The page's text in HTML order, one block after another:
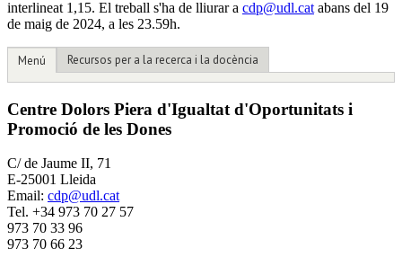
interlineat 1,15. El treball s'ha de lliurar a cdp@udl.cat abans del 19
de maig de 2024, a les 23.59h.
Menú Recursos per a la recerca i la docència
Centre Dolors Piera d'Igualtat d'Oportunitats i
Promoció de les Dones
C/ de Jaume II, 71
E-25001 Lleida
Email: cdp@udl.cat
Tel. +34 973 70 27 57
973 70 33 96
973 70 66 23